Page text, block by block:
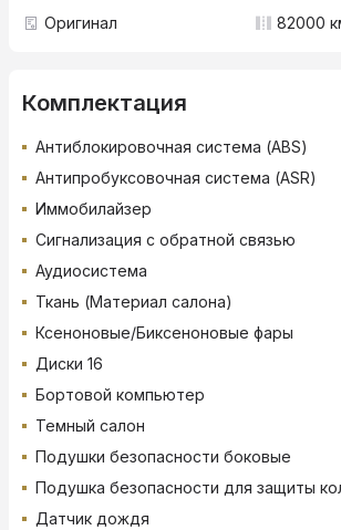
Оригинал
82000
Комплектация
Антиблокировочная система (ABS)
Антипробуксовочная система (ASR)
Иммобилайзер
Сигнализация с обратной связью
Аудиосистема
Ткань (Материал салона)
Ксеноновые/Биксеноновые фары
Диски 16
Бортовой компьютер
Темный салон
Подушки безопасности боковые
Подушка безопасности для защиты
Датчик дождя